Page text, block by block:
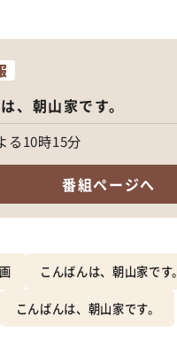
、朝山家です。
る10時15分
番組ページへ
こんばんは、朝山家です。
こんばんは、朝山家です。